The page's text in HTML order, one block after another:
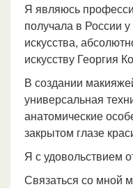
Я являюсь
получала в России
искусства,
искусству Георгия
В создании
универсальная
анатомические
закрытом глазе
Я с удовольствием
Связаться со мной